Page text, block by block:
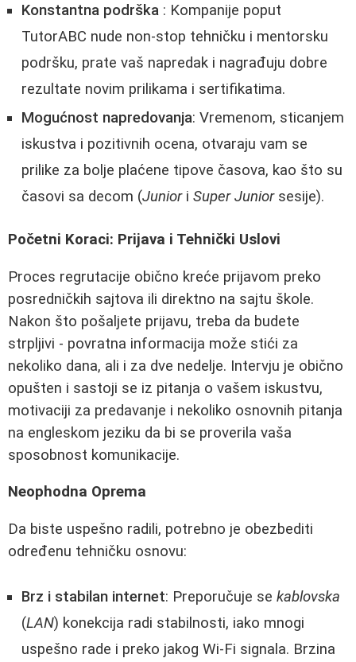
Konstantna podrška : Kompanije poput
TutorABC nude non-stop tehničku i mentorsku
podršku, prate vaš napredak i nagrađuju dobre
rezultate novim prilikama i sertifikatima.
Mogućnost napredovanja: Vremenom, sticanjem
iskustva i pozitivnih ocena, otvaraju vam se
prilike za bolje plaćene tipove časova, kao što su
časovi sa decom (Juniori Super Juniorsesije).
Početni Koraci: Prijava i Tehnički Uslovi
Proces regrutacije obično kreće prijavom preko
posredničkih sajtova ili direktno na sajtu škole.
Nakon što pošaljete prijavu, treba da budete
strpljivi - povratna informacija može stići za
nekoliko dana, ali i za dve nedelje. Intervju je obično
opušten i sastoji se iz pitanja o vašem iskustvu,
motivaciji za predavanje i nekoliko osnovnih pitanja
na engleskom jeziku da bi se proverila vaša
sposobnost komunikacije.
Neophodna Oprema
Da biste uspešno radili, potrebno je obezbediti
određenu tehničku osnovu:
Brz i stabilan internet: Preporučuje se kablovska
(LAN) konekcija radi stabilnosti, iako mnogi
uspešno rade i preko jakog Wi-Fi signala. Brzina